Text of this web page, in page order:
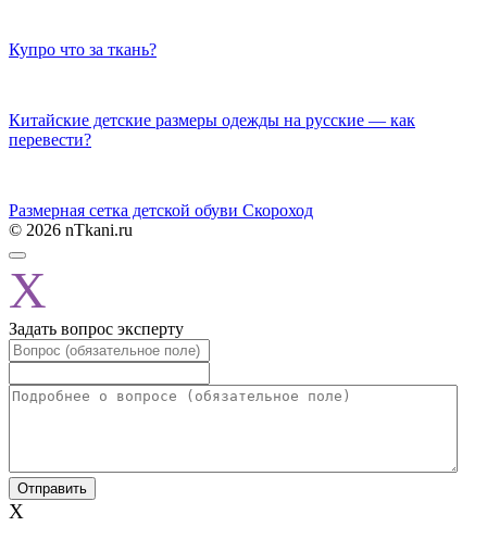
Купро что за ткань?
Китайские детские размеры одежды на русские — как
перевести?
Размерная сетка детской обуви Скороход
© 2026 nTkani.ru
X
Задать вопрос эксперту
X